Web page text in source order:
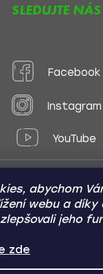
abychom
webu a díky
jeho
zde
SLEDUJTE NÁS
Facebook
Instagram
YouTube
Způsoby platby:
Převod